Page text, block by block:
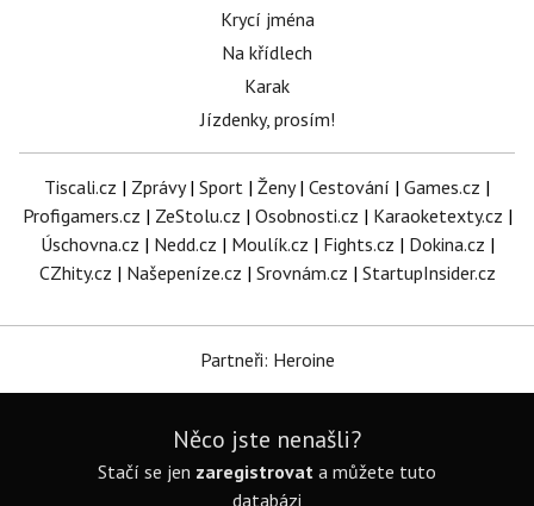
Krycí jména
Na křídlech
Karak
Jízdenky, prosím!
Tiscali.cz | Zprávy| Sport | Ženy| Cestování | Games.cz |
Profigamers.cz | ZeStolu.cz | Osobnosti.cz | Karaoketexty.cz |
Úschovna.cz | Nedd.cz | Moulík.cz | Fights.cz | Dokina.cz |
CZhity.cz | Našepeníze.cz | Srovnám.cz | StartupInsider.cz
Partneři: Heroine
Něco jste nenašli?
Stačí se jen zaregistrovat a můžete tuto
databázi